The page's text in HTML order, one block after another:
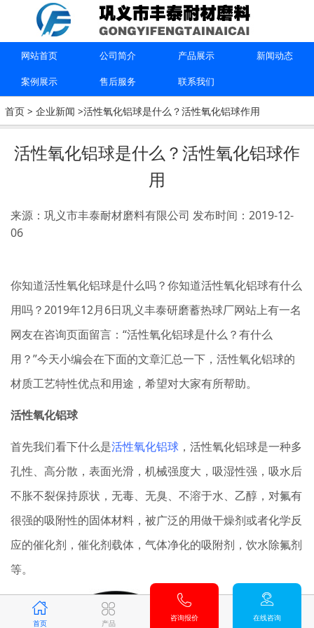
首页 产品
咨询报价 在线咨询
网站首页 公司简介 产品展示 新闻动态
案例展示 售后服务 联系我们
首页> 企业新闻 >活性氧化铝球是什么？活性氧化铝球作用
活性氧化铝球是什么？活性氧化铝球作
用
来源：巩义市丰泰耐材磨料有限公司 发布时间：2019-12-
06
你知道活性氧化铝球是什么吗？你知道活性氧化铝球有什么
用吗？2019年12月6日巩义丰泰研磨蓄热球厂网站上有一名
网友在咨询页面留言：“活性氧化铝球是什么？有什么
用？”今天小编会在下面的文章汇总一下，活性氧化铝球的
材质工艺特性优点和用途，希望对大家有所帮助。
活性氧化铝球
首先我们看下什么是活性氧化铝球 ，活性氧化铝球是一种多
孔性、高分散，表面光滑，机械强度大，吸湿性强，吸水后
不胀不裂保持原状，无毒、无臭、不溶于水、乙醇，对氟有
很强的吸附性的固体材料，被广泛的用做干燥剂或者化学反
应的催化剂，催化剂载体，气体净化的吸附剂，饮水除氟剂
等。
上一篇：氧化铝球用于干什么？氧化铝球作用有哪些？氧化
铝球是做什么用
性氧化铝球应用
联系我们
15670615091
巩义市丰泰耐材磨料有限公司